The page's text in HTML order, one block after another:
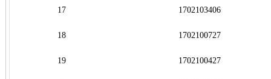
17 1702103406
18 1702100727
19 1702100427